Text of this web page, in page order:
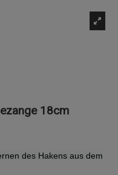
18cm
des Hakens aus dem